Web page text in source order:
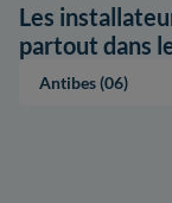
Les
partout dans
Antibes (06)